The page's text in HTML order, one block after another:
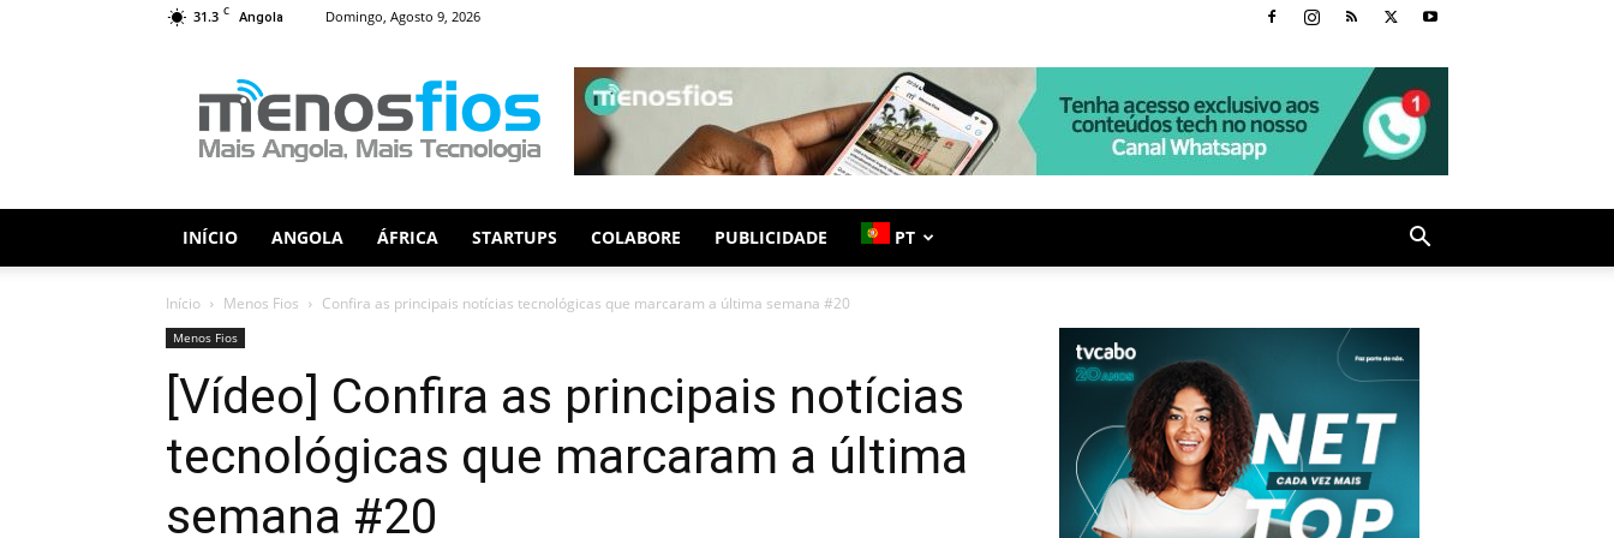
31.3 C Angola Domingo, Agosto 9, 2026
Fios
INÍCIO ANGOLA ÁFRICA STARTUPS COLABORE PUBLICIDADE PT
Início Menos Fios Confira as principais notícias tecnológicas que marcaram a última semana #20
Menos Fios
[Vídeo] Confira as principais notícias
tecnológicas que marcaram a última
semana #20